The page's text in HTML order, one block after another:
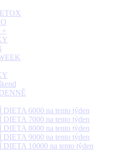
+
6000 na tento týden
7000 na tento týden
8000 na tento týden
9000 na tento týden
10000 na tento týden